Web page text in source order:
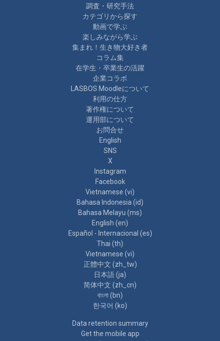
調査・研究手法
カテゴリから探す
動画で学ぶ
楽しみながら学ぶ
集まれ！生き物大好き者
コラム集
在学生・卒業生の活躍
企業コラボ
LASBOS Moodleについて
利用の仕方
著作権について
運用部について
お問合せ
English
SNS
X
Instagram
Facebook
Vietnamese ‎(vi)‎
Bahasa Indonesia ‎(id)‎
Bahasa Melayu ‎(ms)‎
English ‎(en)‎
Español - Internacional ‎(es)‎
Thai ‎(th)‎
Vietnamese ‎(vi)‎
正體中文 ‎(zh_tw)‎
日本語 ‎(ja)‎
简体中文 ‎(zh_cn)‎
বাংলা ‎(bn)‎
한국어 ‎(ko)‎
Data retention summary
Get the mobile app